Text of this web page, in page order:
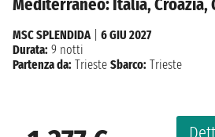
MSC SPLENDIDA| 6 GIU 2027
Durata: 9 notti
Partenza da: Trieste Sbarco: Trieste